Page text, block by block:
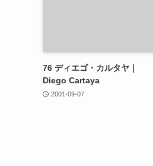
76 ディエゴ・カルタヤ｜
Diego Cartaya
2001-09-07